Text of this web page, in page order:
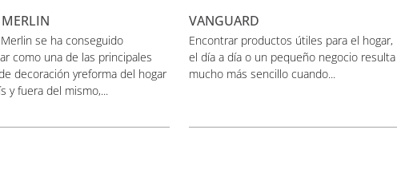
se ha conseguido
como una de las principales
decoración yreforma del hogar
y fuera del mismo,...
VANGUARD
Encontrar productos útiles para el hogar,
el día a día o un pequeño negocio resulta
mucho más sencillo cuando...